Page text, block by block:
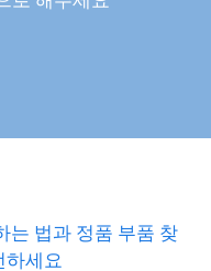
는 법과 정품 부품 찾
하세요